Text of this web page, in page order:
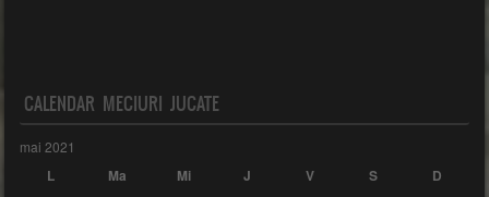
CALENDAR MECIURI JUCATE
mai 2021
L Ma Mi J V S D